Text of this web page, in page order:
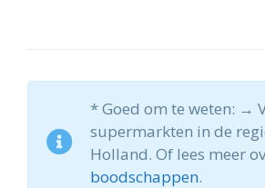
* Goed om te weten: →
supermarkten in de
Holland. Of lees meer
boodschappen.